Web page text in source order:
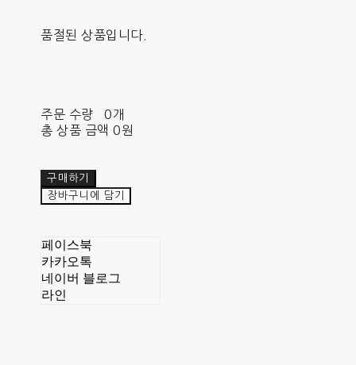
품절된 상품입니다.
주문 수량
0개
총 상품 금액 0원
구매하기
장바구니에 담기
페이스북
카카오톡
네이버 블로그
라인